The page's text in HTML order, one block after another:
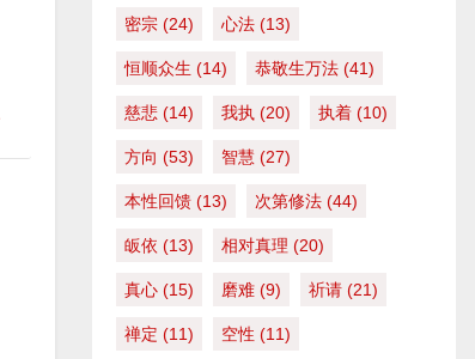
密宗 (24) 心法 (13)
恒顺众生 (14) 恭敬生万法 (41)
慈悲 (14) 我执 (20) 执着 (10)
方向 (53) 智慧 (27)
本性回馈 (13) 次第修法 (44)
皈依 (13) 相对真理 (20)
真心 (15) 磨难 (9) 祈请 (21)
禅定 (11) 空性 (11)